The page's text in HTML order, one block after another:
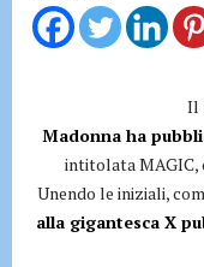
o
Il
Madonna ha
intitolata MAGIC,
Unendo le iniziali,
alla gigantesca X